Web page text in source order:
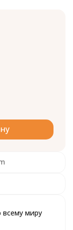
всему миру